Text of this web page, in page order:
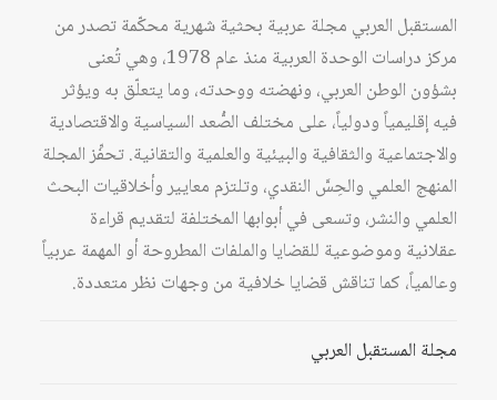
المستقبل العربي مجلة عربية بحثية شهرية محكّمة تصدر من
مركز دراسات الوحدة العربية منذ عام 1978، وهي تُعنى
بشؤون الوطن العربي، ونهضته ووحدته، وما يتعلّق به ويؤثر
فيه إقليمياً ودولياً، على مختلف الصُّعد السياسية والاقتصادية
والاجتماعية والثقافية والبيئية والعلمية والتقانية. تحفِّز المجلة
المنهج العلمي والحِسَّ النقدي، وتلتزم معايير وأخلاقيات البحث
العلمي والنشر، وتسعى في أبوابها المختلفة لتقديم قراءة
عقلانية وموضوعية للقضايا والملفات المطروحة أو المهمة عربياً
وعالمياً، كما تناقش قضايا خلافية من وجهات نظر متعددة.
مجلة المستقبل العربي